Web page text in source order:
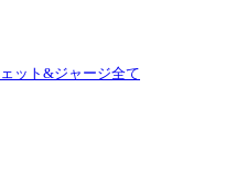
ット&ジャージ全て